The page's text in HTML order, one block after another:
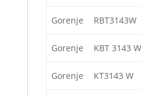
Gorenje RBT3143W
Gorenje KBT 3143 W
Gorenje KT3143 W